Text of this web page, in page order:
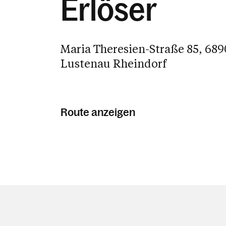
Erlöser
Maria Theresien-Straße 85,
Lustenau Rheindorf
Route anzeigen